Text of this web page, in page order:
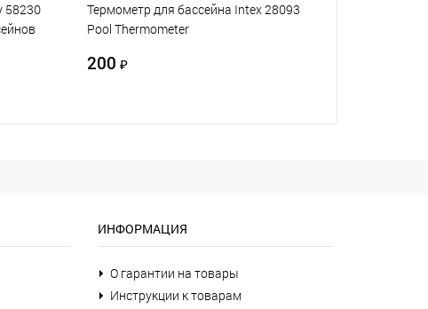
58230
Термометр для бассейна Intex 28093
Pool Thermometer
200 ₽
ИНФОРМАЦИЯ
О гарантии на товары
Инструкции к товарам